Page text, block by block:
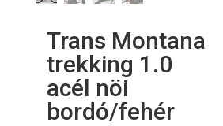
Trans Montana
trekking 1.0
acél nöi
bordó/fehér